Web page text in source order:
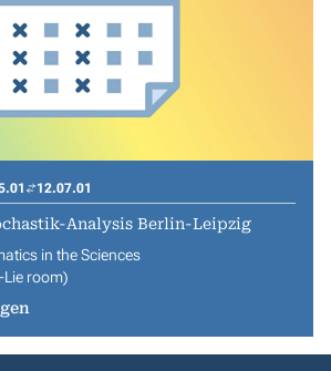
12.07.01
Analysis Berlin-Leipzig
in the Sciences
room)